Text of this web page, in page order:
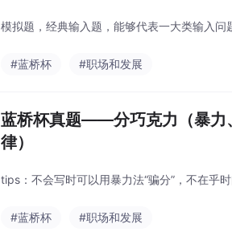
模拟题，经典输入题，能够代表一大类输入问
#蓝桥杯 #职场和发展
蓝桥杯真题——分巧克力（暴力
律）
tips：不会写时可以用暴力法“骗分”，不在乎
#蓝桥杯 #职场和发展